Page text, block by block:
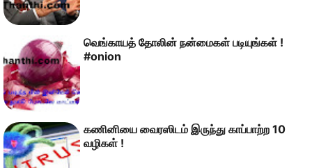
வெங்காயத் தோலின் நன்மைகள் படியுங்கள் !
#onion
கணினியை வைரஸிடம் இருந்து காப்பாற்ற 10
வழிகள் !